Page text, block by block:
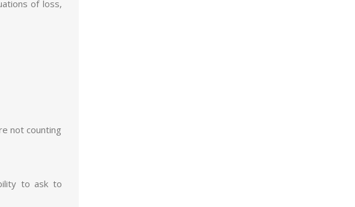
of loss,
not counting
to ask to